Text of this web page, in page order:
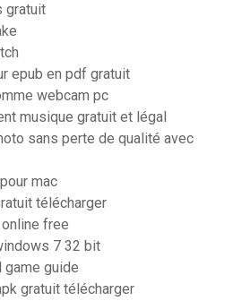
gratuit
epub en pdf gratuit
webcam pc
musique gratuit et légal
sans perte de qualité avec
mac
télécharger
free
7 32 bit
game guide
gratuit télécharger